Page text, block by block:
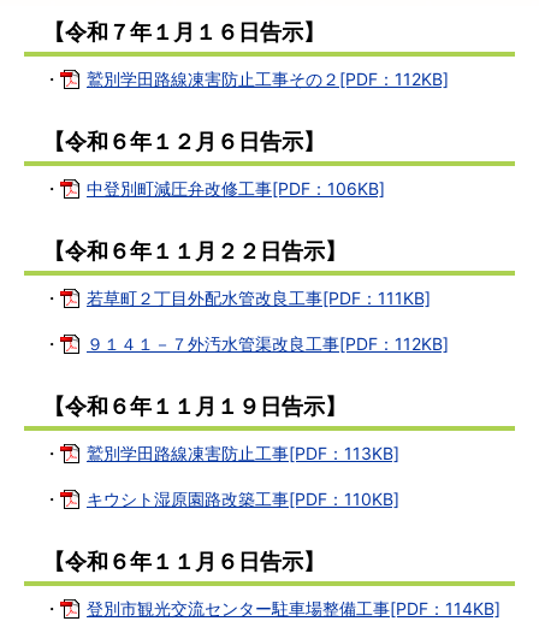
【令和７年１月１６日告示】
・ 鷲別学田路線凍害防止工事その２[PDF：112KB]
【令和６年１２月６日告示】
・ 中登別町減圧弁改修工事[PDF：106KB]
【令和６年１１月２２日告示】
・ 若草町２丁目外配水管改良工事[PDF：111KB]
・ ９１４１－７外汚水管渠改良工事[PDF：112KB]
【令和６年１１月１９日告示】
・ 鷲別学田路線凍害防止工事[PDF：113KB]
・ キウシト湿原園路改築工事[PDF：110KB]
【令和６年１１月６日告示】
・ 登別市観光交流センター駐車場整備工事[PDF：114KB]